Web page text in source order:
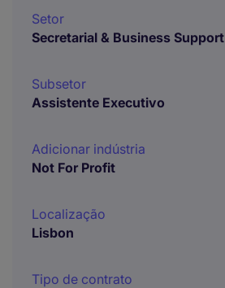
Setor
Secretarial & Business Support
Subsetor
Assistente Executivo
Adicionar indústria
Not For Profit
Localização
Lisbon
Tipo de contrato